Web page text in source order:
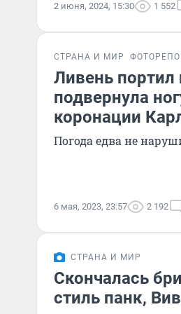
2 июня, 2024, 15:30 1 552
СТРАНА И МИР
Ливень портил
подвернула
коронации
Погода едва не
6 мая, 2023, 23:57 2 192
СТРАНА И МИР
Скончалась
стиль панк,